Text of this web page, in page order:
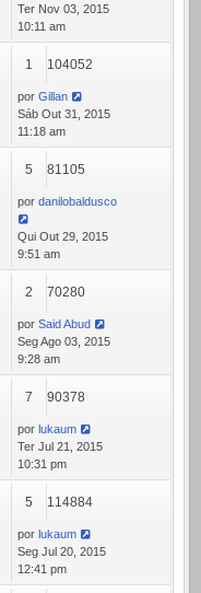
Ter Nov 03, 2015
10:11 am
1 104052
por Gillan
Sáb Out 31, 2015
11:18 am
5 81105
por danilobaldusco
Qui Out 29, 2015
9:51 am
2 70280
por Said Abud
Seg Ago 03, 2015
9:28 am
7 90378
por lukaum
Ter Jul 21, 2015
10:31 pm
5 114884
por lukaum
Seg Jul 20, 2015
12:41 pm